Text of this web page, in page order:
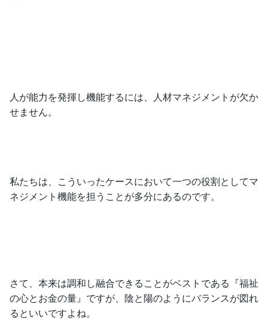
人が能力を発揮し機能するには、人材マネジメントが欠か
せません。
私たちは、こういったケースにおいて一つの役割としてマ
ネジメント機能を担うことが多分にあるのです。
さて、本来は調和し融合できることがベストである『福祉
の心とお金の量』ですが、陰と陽のようにバランスが図れ
るといいですよね。